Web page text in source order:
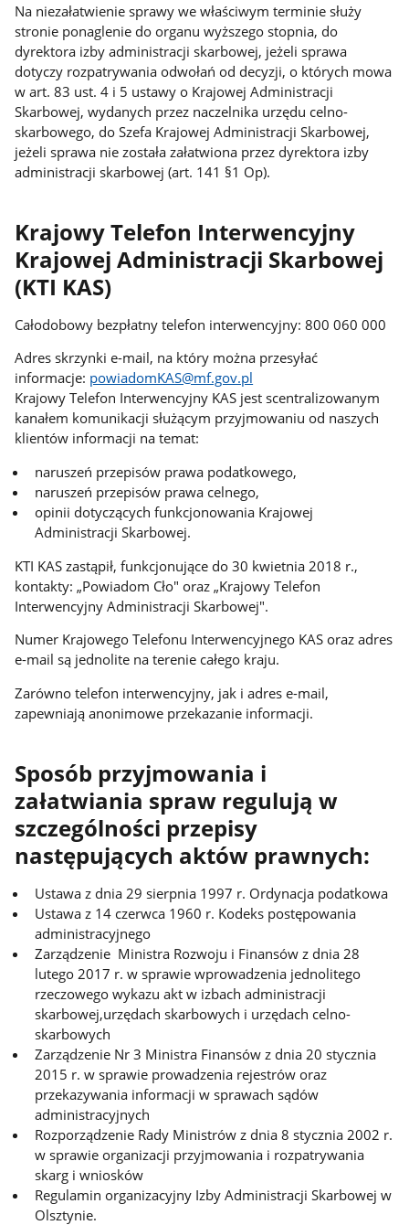
Na niezałatwienie sprawy we właściwym terminie służy
stronie ponaglenie do organu wyższego stopnia, do
dyrektora izby administracji skarbowej, jeżeli sprawa
dotyczy rozpatrywania odwołań od decyzji, o których mowa
w art. 83 ust. 4 i 5 ustawy o Krajowej Administracji
Skarbowej, wydanych przez naczelnika urzędu celno-
skarbowego, do Szefa Krajowej Administracji Skarbowej,
jeżeli sprawa nie została załatwiona przez dyrektora izby
administracji skarbowej (art. 141 §1 Op).
Krajowy Telefon Interwencyjny
Krajowej Administracji Skarbowej
(KTI KAS)
Całodobowy bezpłatny telefon interwencyjny: 800 060 000
Adres skrzynki e-mail, na który można przesyłać
informacje: powiadomKAS@mf.gov.pl
Krajowy Telefon Interwencyjny KAS jest scentralizowanym
kanałem komunikacji służącym przyjmowaniu od naszych
klientów informacji na temat:
naruszeń przepisów prawa podatkowego,
naruszeń przepisów prawa celnego,
opinii dotyczących funkcjonowania Krajowej
Administracji Skarbowej.
KTI KAS zastąpił, funkcjonujące do 30 kwietnia 2018 r.,
kontakty: „Powiadom Cło" oraz „Krajowy Telefon
Interwencyjny Administracji Skarbowej".
Numer Krajowego Telefonu Interwencyjnego KAS oraz adres
e-mail są jednolite na terenie całego kraju.
Zarówno telefon interwencyjny, jak i adres e-mail,
zapewniają anonimowe przekazanie informacji.
Sposób przyjmowania i
załatwiania spraw regulują w
szczególności przepisy
następujących aktów prawnych:
Ustawa z dnia 29 sierpnia 1997 r. Ordynacja podatkowa
Ustawa z 14 czerwca 1960 r. Kodeks postępowania
administracyjnego
Zarządzenie Ministra Rozwoju i Finansów z dnia 28
lutego 2017 r. w sprawie wprowadzenia jednolitego
rzeczowego wykazu akt w izbach administracji
skarbowej,urzędach skarbowych i urzędach celno-
skarbowych
Zarządzenie Nr 3 Ministra Finansów z dnia 20 stycznia
2015 r. w sprawie prowadzenia rejestrów oraz
przekazywania informacji w sprawach sądów
administracyjnych
Rozporządzenie Rady Ministrów z dnia 8 stycznia 2002 r.
w sprawie organizacji przyjmowania i rozpatrywania
skarg i wniosków
Regulamin organizacyjny Izby Administracji Skarbowej w
Olsztynie.